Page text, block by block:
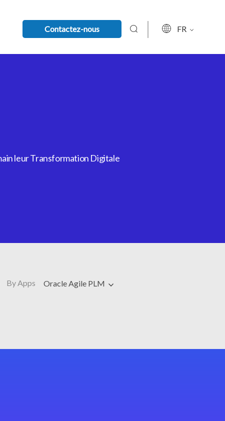
Contactez-nous FR
leur Transformation Digitale
By Apps Oracle Agile PLM